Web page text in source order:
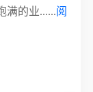
满的业......阅